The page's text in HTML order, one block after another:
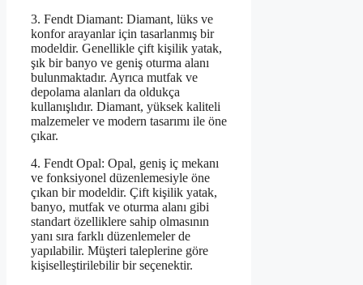
3. Fendt Diamant: Diamant, lüks ve
konfor arayanlar için tasarlanmış bir
modeldir. Genellikle çift kişilik yatak,
şık bir banyo ve geniş oturma alanı
bulunmaktadır. Ayrıca mutfak ve
depolama alanları da oldukça
kullanışlıdır. Diamant, yüksek kaliteli
malzemeler ve modern tasarımı ile öne
çıkar.
4. Fendt Opal: Opal, geniş iç mekanı
ve fonksiyonel düzenlemesiyle öne
çıkan bir modeldir. Çift kişilik yatak,
banyo, mutfak ve oturma alanı gibi
standart özelliklere sahip olmasının
yanı sıra farklı düzenlemeler de
yapılabilir. Müşteri taleplerine göre
kişiselleştirilebilir bir seçenektir.